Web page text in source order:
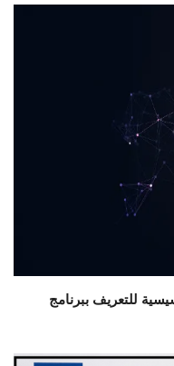
للتعريف ببرنامج